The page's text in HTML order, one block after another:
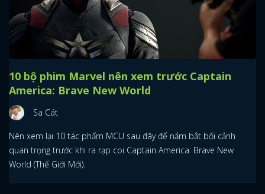
10 bộ phim Marvel nên xem trước Captain
America: Brave New World
Sa Cát
Nên xem lại 10 tác phẩm MCU sau đây để nắm bắt bối cảnh
quan trọng trước khi ra rạp coi Captain America: Brave New
World (Thế Giới Mới).